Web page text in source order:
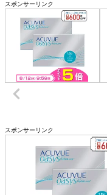
スポンサーリンク
スポンサーリンク